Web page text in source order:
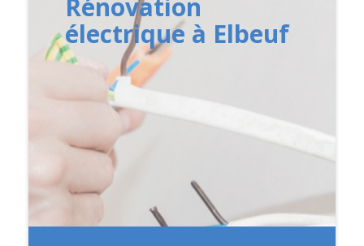
Rénovation
électrique à Elbeuf